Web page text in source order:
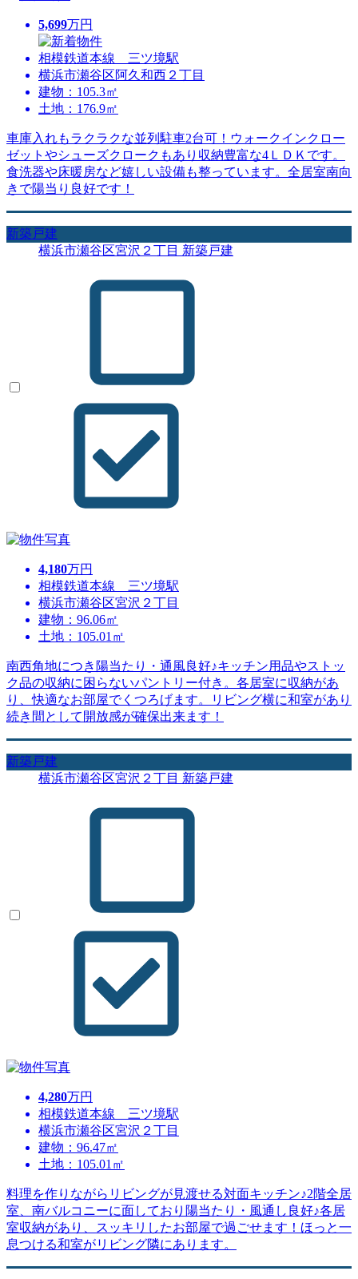
5,699万円
相模鉄道本線 三ツ境駅
横浜市瀬谷区阿久和西２丁目
建物：105.3㎡
土地：176.9㎡
車庫入れもラクラクな並列駐車2台可！ウォークインクロー
ゼットやシューズクロークもあり収納豊富な4ＬＤＫです。
食洗器や床暖房など嬉しい設備も整っています。全居室南向
きで陽当り良好です！
新築戸建
横浜市瀬谷区宮沢２丁目 新築戸建
4,180万円
相模鉄道本線 三ツ境駅
横浜市瀬谷区宮沢２丁目
建物：96.06㎡
土地：105.01㎡
南西角地につき陽当たり・通風良好♪キッチン用品やストッ
ク品の収納に困らないパントリー付き。各居室に収納があ
り、快適なお部屋でくつろげます。リビング横に和室があり
続き間として開放感が確保出来ます！
新築戸建
横浜市瀬谷区宮沢２丁目 新築戸建
4,280万円
相模鉄道本線 三ツ境駅
横浜市瀬谷区宮沢２丁目
建物：96.47㎡
土地：105.01㎡
料理を作りながらリビングが見渡せる対面キッチン♪2階全居
室、南バルコニーに面しており陽当たり・風通し良好♪各居
室収納があり、スッキリしたお部屋で過ごせます！ほっと一
息つける和室がリビング隣にあります。